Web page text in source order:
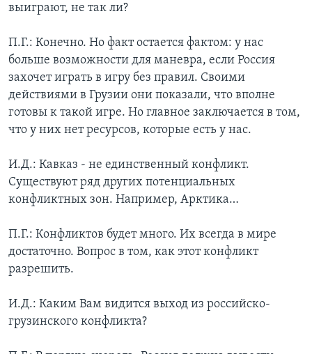
выиграют, не так ли?
П.Г.: Конечно. Но факт остается фактом: у нас
больше возможности для маневра, если Россия
захочет играть в игру без правил. Своими
действиями в Грузии они показали, что вполне
готовы к такой игре. Но главное заключается в том,
что у них нет ресурсов, которые есть у нас.
И.Д.: Кавказ - не единственный конфликт.
Существуют ряд других потенциальных
конфликтных зон. Например, Арктика…
П.Г.: Конфликтов будет много. Их всегда в мире
достаточно. Вопрос в том, как этот конфликт
разрешить.
И.Д.: Каким Вам видится выход из российско-
грузинского конфликта?